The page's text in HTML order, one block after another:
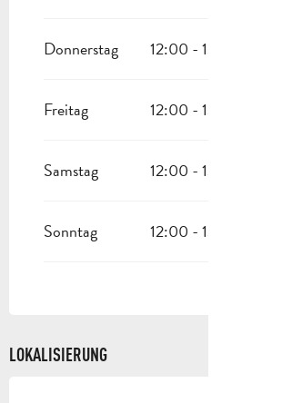
Donnerstag 12:00 - 13:30
Freitag 12:00 - 13:30
Samstag 12:00 - 13:30
Sonntag 12:00 - 13:30
LOKALISIERUNG